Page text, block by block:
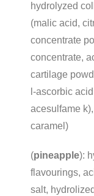
hydrolyzed
(malic acid,
concentrate
concentrate,
cartilage
l-ascorbic
acesulfame
caramel)
(pineapple):
flavourings,
salt,